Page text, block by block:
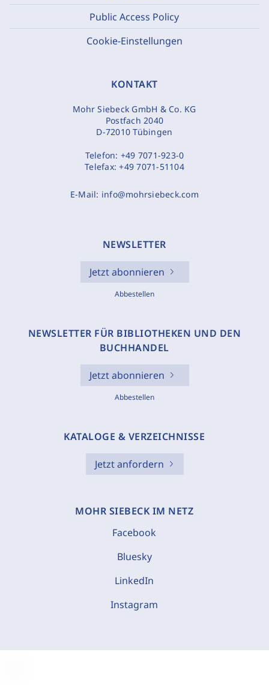
Public Access Policy
Cookie-Einstellungen
KONTAKT
Mohr Siebeck GmbH & Co. KG
Postfach 2040
D-72010 Tübingen
Telefon: +49 7071-923-0
Telefax:+49 7071-51104
E-Mail: info@mohrsiebeck.com
NEWSLETTER
Jetzt abonnieren
Abbestellen
NEWSLETTER FÜR BIBLIOTHEKEN UND DEN
BUCHHANDEL
Jetzt abonnieren
Abbestellen
KATALOGE & VERZEICHNISSE
Jetzt anfordern
MOHR SIEBECK IM NETZ
Facebook
Bluesky
LinkedIn
Instagram